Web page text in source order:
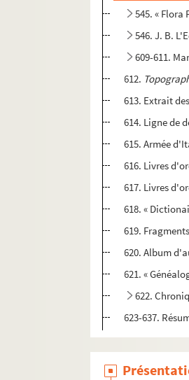
545. « Flora
546. J. B.
609-611.
612.
613. Extrait
614. Ligne de
615. Armée
616. Livres
617. Livres
618. «
619.
620. Album
621. «
622.
623-637.